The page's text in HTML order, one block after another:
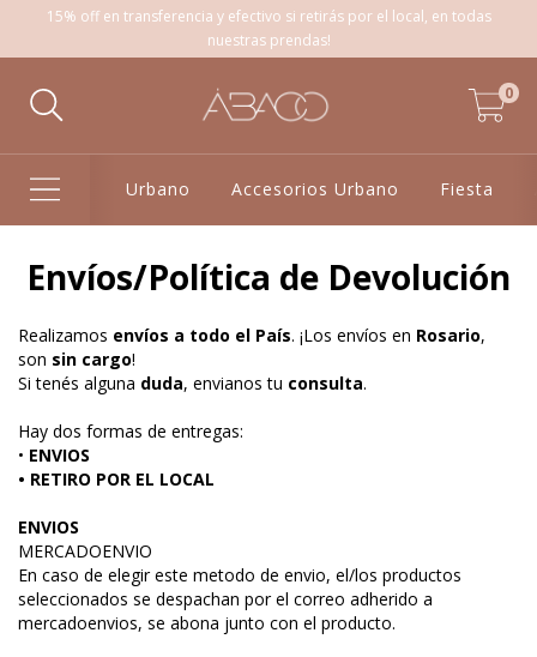
15% off en transferencia y efectivo si retirás por el local, en todas
nuestras prendas!
0
Urbano Accesorios Urbano Fiesta
Envíos/Política de Devolución
Realizamos envíos a todo el País. ¡Los envíos en Rosario,
son sin cargo!
Si tenés alguna duda, envianos tu consulta.
Hay dos formas de entregas:
• ENVIOS
• RETIRO POR EL LOCAL
ENVIOS
MERCADOENVIO
En caso de elegir este metodo de envio, el/los productos
seleccionados se despachan por el correo adherido a
mercadoenvios, se abona junto con el producto.